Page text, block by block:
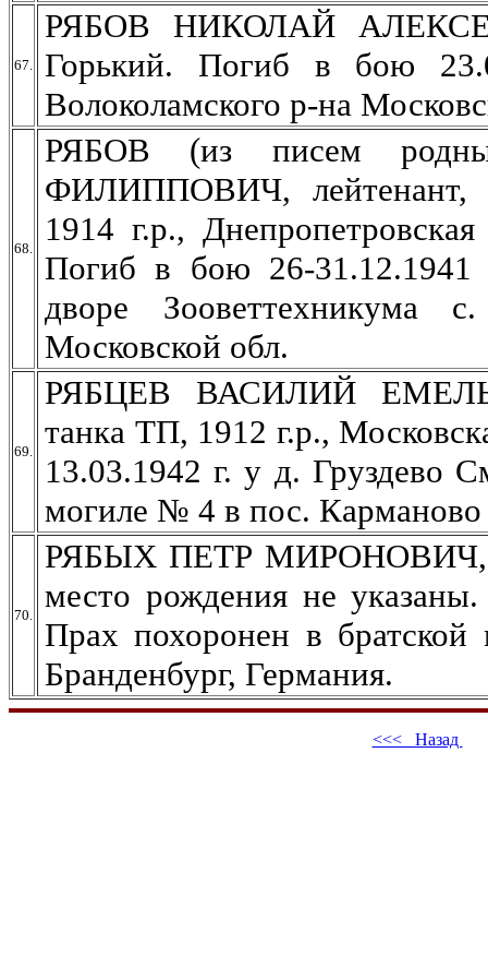
67.
РЯБОВ НИКОЛАЙ
Горький. Погиб в бою
Волоколамского р-на
68.
РЯБОВ (из писем
ФИЛИППОВИЧ, лейтенант,
1914 г.р.,
Погиб в бою 26-31.12.1941
дворе Зооветтехникума
Московской обл.
69.
РЯБЦЕВ ВАСИЛИЙ
танка ТП, 1912 г.р.,
13.03.1942 г. у д. Груздево
могиле № 4 в пос. Карманово
70.
РЯБЫХ ПЕТР МИРОНОВИЧ,
место рождения не
Прах похоронен в
Бранденбург, Германия.
<<< Назад